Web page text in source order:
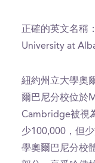
正確的英文名稱
University at
紐約州立大學奧
爾巴尼分校位於
Cambridge被視
少100,000，但
學奧爾巴尼分校